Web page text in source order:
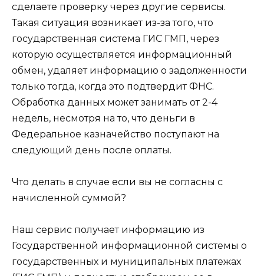
сделаете проверку через другие сервисы.
Такая ситуация возникает из-за того, что
государственная система ГИС ГМП, через
которую осуществляется информационный
обмен, удаляет информацию о задолженности
только тогда, когда это подтвердит ФНС.
Обработка данных может занимать от 2-4
недель, несмотря на то, что деньги в
Федеральное казначейство поступают на
следующий день после оплаты.
Что делать в случае если вы не согласны с
начисленной суммой?
Наш сервис получает информацию из
Государственной информационной системы о
государственных и муниципальных платежах